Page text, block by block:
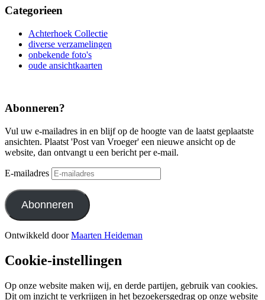
Categorieen
Achterhoek Collectie
diverse verzamelingen
onbekende foto's
oude ansichtkaarten
Abonneren?
Vul uw e-mailadres in en blijf op de hoogte van de laatst geplaatste
ansichten. Plaatst 'Post van Vroeger' een nieuwe ansicht op de
website, dan ontvangt u een bericht per e-mail.
E-mailadres
Abonneren
Ontwikkeld doorMaarten Heideman
Cookie-instellingen
Op onze website maken wij, en derde partijen, gebruik van cookies.
Dit om inzicht te verkrijgen in het bezoekersgedrag op onze website